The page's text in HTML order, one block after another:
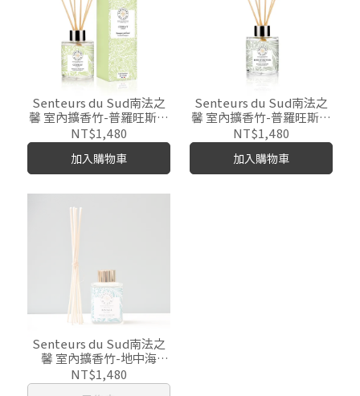
Senteurs du Sud南法之
馨 室內擴香竹-普羅旺斯檸
檬100ml
NT$1,480
加入購物車
Senteurs du Sud南法之
馨 室內擴香竹-普羅旺斯橄
欖木100ml
NT$1,480
加入購物車
Senteurs du Sud南法之
馨 室內擴香竹-地中海
100ml
NT$1,480